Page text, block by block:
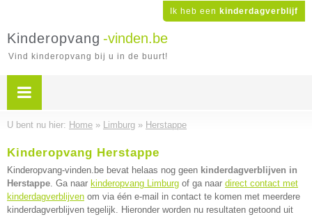
Ik heb een kinderdagverblijf
Kinderopvang -vinden.be
Vind kinderopvang bij u in de buurt!
U bent nu hier: Home » Limburg » Herstappe
Kinderopvang Herstappe
Kinderopvang-vinden.be bevat helaas nog geen kinderdagverblijven in
Herstappe. Ga naar kinderopvang Limburg of ga naar direct contact met
kinderdagverblijven om via één e-mail in contact te komen met meerdere
kinderdagverblijven tegelijk. Hieronder worden nu resultaten getoond uit